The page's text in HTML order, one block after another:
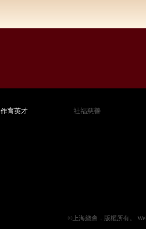
作育英才 社福慈善
©上海總會，版權所有。